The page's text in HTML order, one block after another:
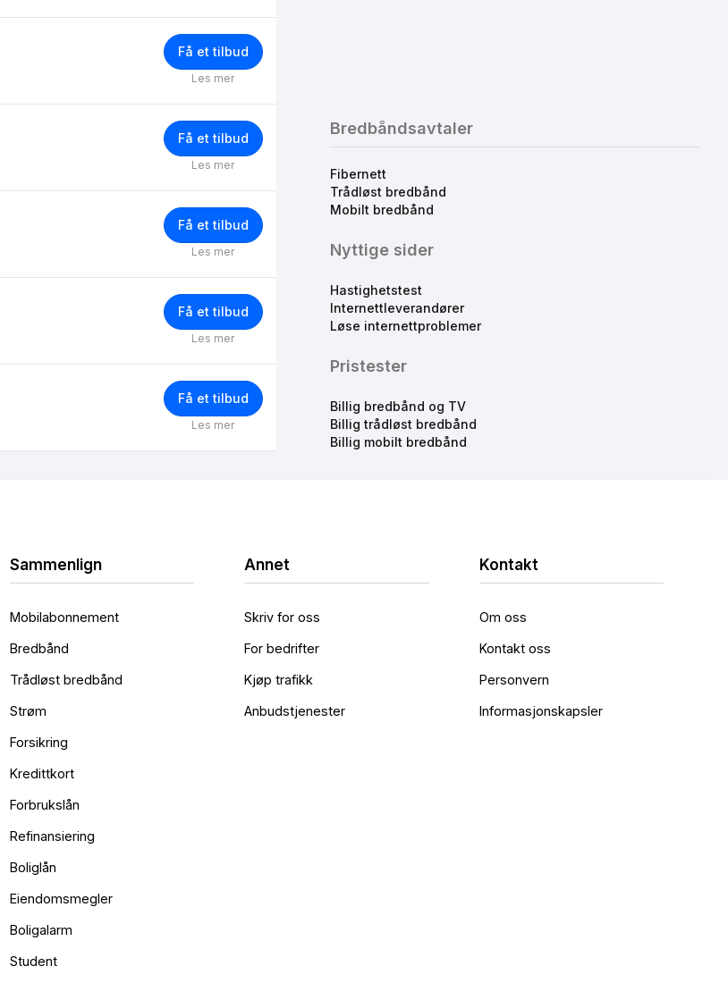
Få et tilbud
Les mer
Få et tilbud
Les mer
Få et tilbud
Les mer
Få et tilbud
Les mer
Få et tilbud
Les mer
Bredbåndsavtaler
Fibernett
Trådløst bredbånd
Mobilt bredbånd
Nyttige sider
Hastighetstest
Internettleverandører
Løse internettproblemer
Pristester
Billig bredbånd og TV
Billig trådløst bredbånd
Billig mobilt bredbånd
Sammenlign
Mobilabonnement
Bredbånd
Trådløst bredbånd
Strøm
Forsikring
Kredittkort
Forbrukslån
Refinansiering
Boliglån
Eiendomsmegler
Boligalarm
Student
Annet
Skriv for oss
For bedrifter
Kjøp trafikk
Anbudstjenester
Kontakt
Om oss
Kontakt oss
Personvern
Informasjonskapsler